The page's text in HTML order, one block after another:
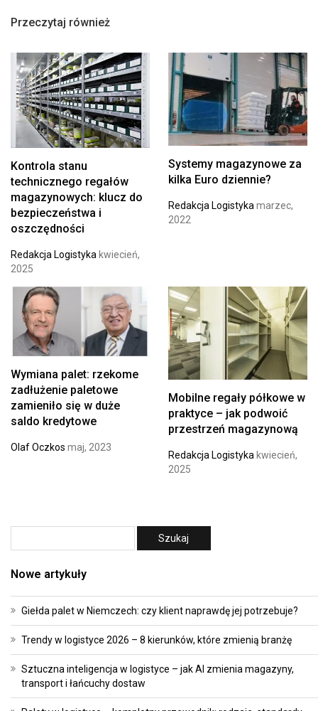
Przeczytaj również
Kontrola stanu
technicznego regałów
magazynowych: klucz do
bezpieczeństwa i
oszczędności
Redakcja Logistyka kwiecień,
2025
Systemy magazynowe za
kilka Euro dziennie?
Redakcja Logistyka marzec,
2022
Wymiana palet: rzekome
zadłużenie paletowe
zamieniło się w duże
saldo kredytowe
Olaf Oczkos maj, 2023
Mobilne regały półkowe w
praktyce – jak podwoić
przestrzeń magazynową
Redakcja Logistyka kwiecień,
2025
Nowe artykuły
Giełda palet w Niemczech: czy klient naprawdę jej potrzebuje?
Trendy w logistyce 2026 – 8 kierunków, które zmienią branżę
Sztuczna inteligencja w logistyce – jak AI zmienia magazyny,
transport i łańcuchy dostaw